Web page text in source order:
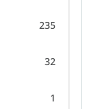
235
32
1